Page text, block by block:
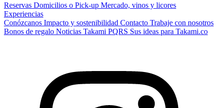
Reservas Domicilios o Pick-up Mercado, vinos y licores
Experiencias
Conózcanos Impacto y sostenibilidad Contacto Trabaje con nosotros
Bonos de regalo Noticias Takami PQRS Sus ideas para Takami.co